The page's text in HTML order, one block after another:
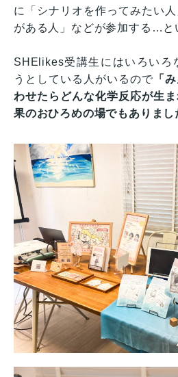
に「シナリオを作ってみたい
がある人」などが参加する…と
SHElikes受講生にはいろいろ
うとしている人がいるので 「
わせたらどんな化学反応が生
果のおひろめの場でもありまし